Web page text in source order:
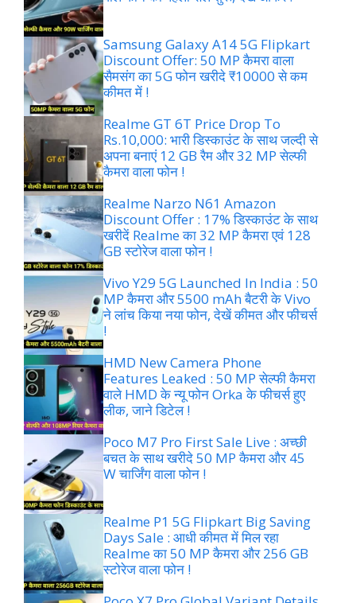
Samsung Galaxy A14 5G Flipkart
Discount Offer: 50 MP कैमरा वाला
सैमसंग का 5G फोन खरीदे ₹10000 से कम
कीमत में !
Realme GT 6T Price Drop To
Rs.10,000: भारी डिस्काउंट के साथ जल्दी से
अपना बनाएं 12 GB रैम और 32 MP सेल्फी
कैमरा वाला फोन !
Realme Narzo N61 Amazon
Discount Offer : 17% डिस्काउंट के साथ
खरीदें Realme का 32 MP कैमरा एवं 128
GB स्टोरेज वाला फोन !
Vivo Y29 5G Launched In India : 50
MP कैमरा और 5500 mAh बैटरी के Vivo
ने लांच किया नया फोन, देखें कीमत और फीचर्स
!
HMD New Camera Phone
Features Leaked : 50 MP सेल्फी कैमरा
वाले HMD के न्यू फोन Orka के फीचर्स हुए
लीक, जाने डिटेल !
Poco M7 Pro First Sale Live : अच्छी
बचत के साथ खरीदे 50 MP कैमरा और 45
W चार्जिंग वाला फोन !
Realme P1 5G Flipkart Big Saving
Days Sale : आधी कीमत में मिल रहा
Realme का 50 MP कैमरा और 256 GB
स्टोरेज वाला फोन !